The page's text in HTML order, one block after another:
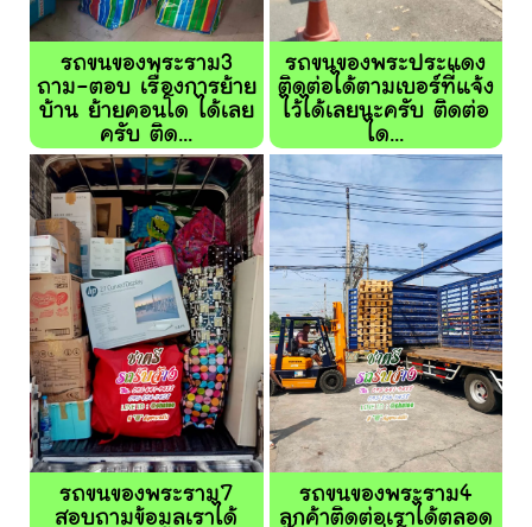
รถขนของพระราม3
ถาม-ตอบ เรื่องการย้าย
บ้าน ย้ายคอนโด ได้เลย
ครับ ติด...
รถขนของพระประแดง
ติดต่อได้ตามเบอร์ที่แจ้ง
ไว้ได้เลยนะครับ ติดต่อ
ได...
รถขนของพระราม7
สอบถามข้อมูลเราได้
รถขนของพระราม4
ลูกค้าติดต่อเราได้ตลอด